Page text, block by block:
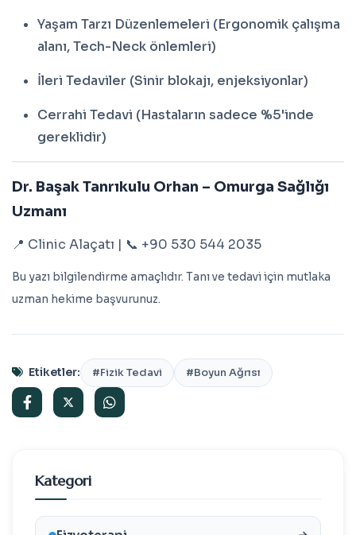
Yaşam Tarzı Düzenlemeleri (Ergonomik çalışma
alanı, Tech-Neck önlemleri)
İleri Tedaviler (Sinir blokajı, enjeksiyonlar)
Cerrahi Tedavi (Hastaların sadece %5'inde
gereklidir)
Dr. Başak Tanrıkulu Orhan – Omurga Sağlığı
Uzmanı
📍 Clinic Alaçatı | 📞 +90 530 544 2035
Bu yazı bilgilendirme amaçlıdır. Tanı ve tedavi için mutlaka
uzman hekime başvurunuz.
Etiketler: #Fizik Tedavi #Boyun Ağrısı
Kategori